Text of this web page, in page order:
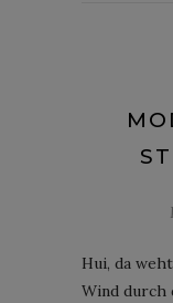
Hui, da
Wind durch